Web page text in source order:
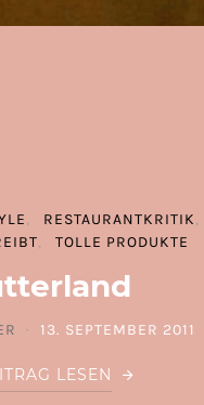
RESTAURANTKRITIK
TOLLE PRODUKTE
POSTED ON
13. SEPTEMBER 2011
LESEN